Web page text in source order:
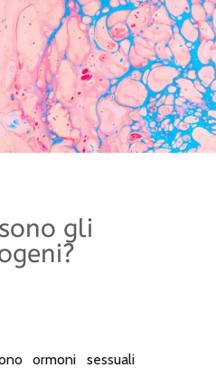
gli
ormoni sessuali